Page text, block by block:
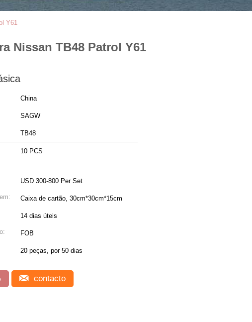
Y61
Nissan TB48 Patrol Y61
China
SAGW
TB48
10 PCS
USD 300-800 Per Set
Caixa de cartão, 30cm*30cm*15cm
14 dias úteis
FOB
20 peças, por 50 dias
contacto